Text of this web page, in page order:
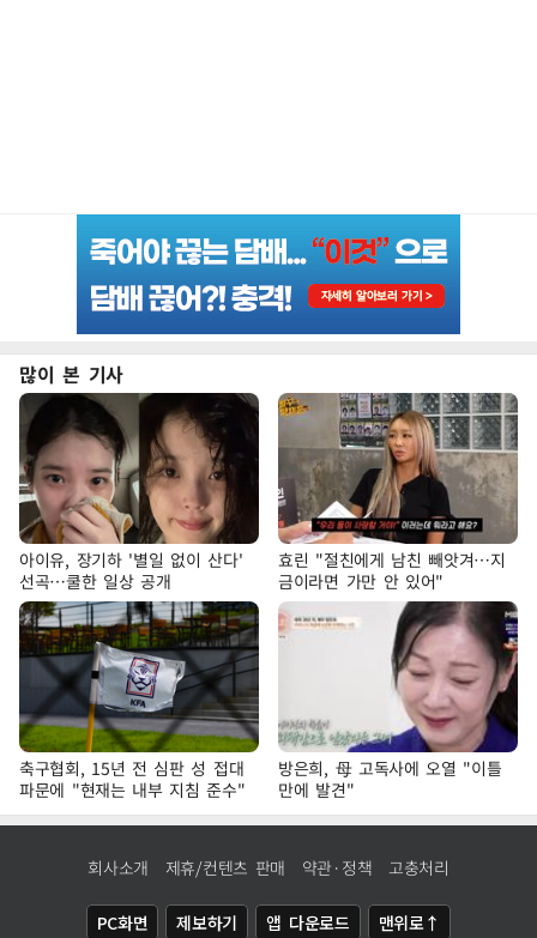
많이 본 기사
아이유, 장기하 '별일 없이 산다'
선곡…쿨한 일상 공개
효린 "절친에게 남친 빼앗겨…지
금이라면 가만 안 있어"
축구협회, 15년 전 심판 성 접대
파문에 "현재는 내부 지침 준수"
방은희, 母 고독사에 오열 "이틀
만에 발견"
회사소개 제휴/컨텐츠 판매 약관·정책 고충처리
PC화면 제보하기 앱 다운로드 맨위로↑